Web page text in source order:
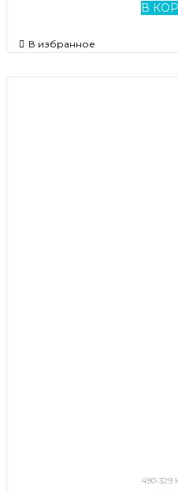
В
В избранное
490-329